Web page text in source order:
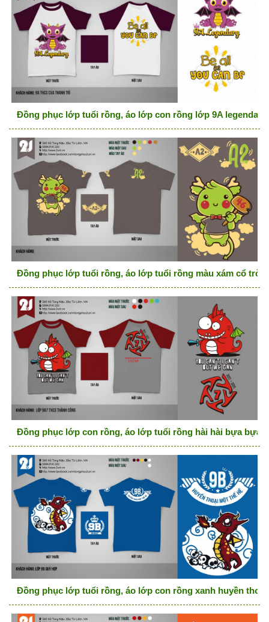
Đồng phục lớp tuổi rồng, áo lớp con rồng lớp 9A legendary
Đồng phục lớp tuổi rồng, áo lớp tuổi rồng màu xám cổ tròn
Đồng phục lớp con rồng, áo lớp tuổi rồng hài hài bựa bựa
Đồng phục lớp tuổi rồng, áo lớp con rồng xanh huyền thoại